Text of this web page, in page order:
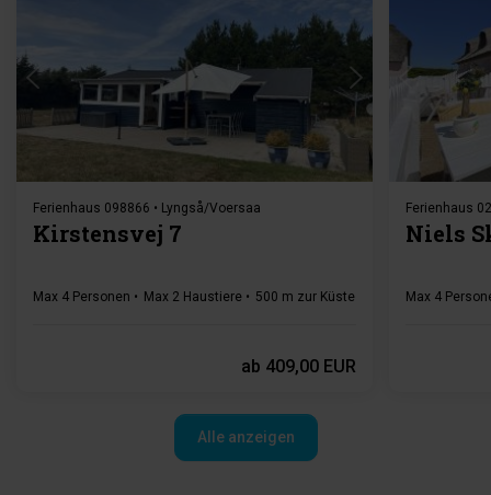
Lädt ...
Ferienhaus 098866 • Lyngså/Voersaa
Kirstensvej 7
Max 4 Personen Max 2 Haustiere 500 m zur Küste 2 Schlafzimmer
ab 409,00 EUR
Ferienhaus
Niels
Max 4
Alle anzeigen